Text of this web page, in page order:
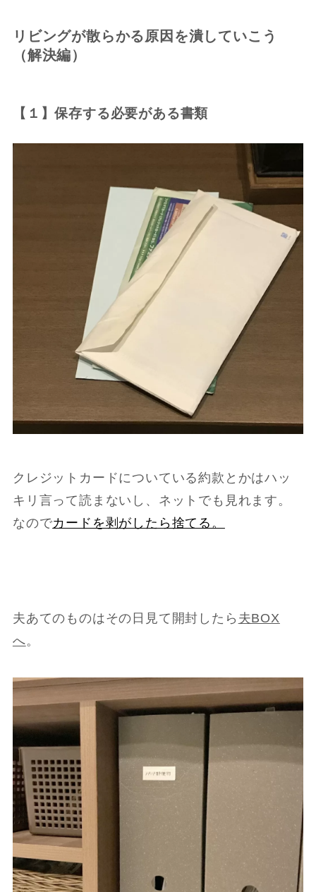
リビングが散らかる原因を潰していこう
（解決編）
【１】保存する必要がある書類
クレジットカードについている約款とかはハッ
キリ言って読まないし、ネットでも見れます。
なのでカードを剥がしたら捨てる。
夫あてのものはその日見て開封したら 夫BOX
へ。